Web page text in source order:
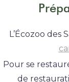
L’Écozoo des
Pour se
de